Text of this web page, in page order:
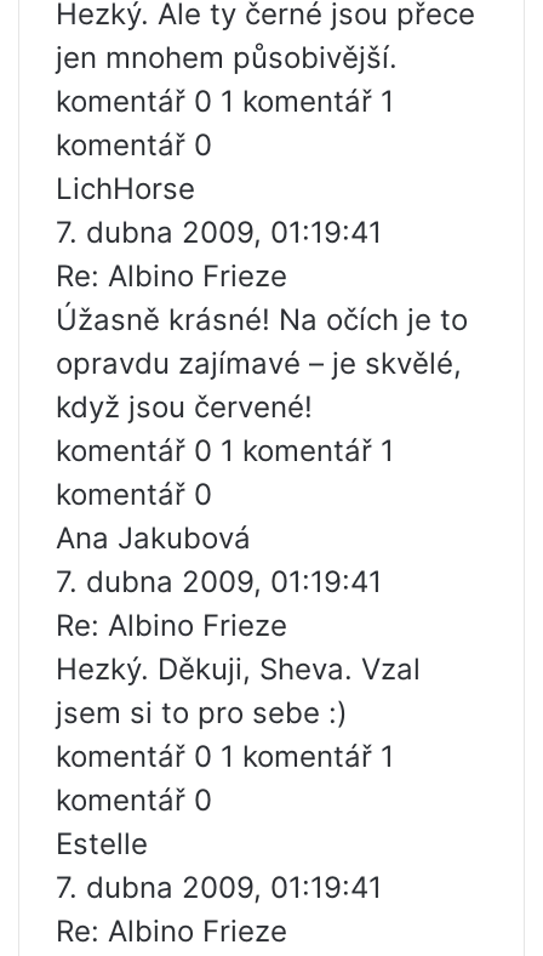
Hezký. Ale ty černé jsou přece
jen mnohem působivější.
komentář 0 1 komentář 1
komentář 0
LichHorse
7. dubna 2009, 01:19:41
Re: Albino Frieze
Úžasně krásné! Na očích je to
opravdu zajímavé – je skvělé,
když jsou červené!
komentář 0 1 komentář 1
komentář 0
Ana Jakubová
7. dubna 2009, 01:19:41
Re: Albino Frieze
Hezký. Děkuji, Sheva. Vzal
jsem si to pro sebe :)
komentář 0 1 komentář 1
komentář 0
Estelle
7. dubna 2009, 01:19:41
Re: Albino Frieze